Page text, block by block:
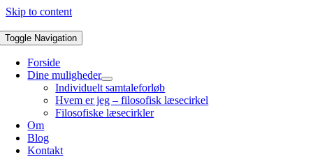
Skip to content
Toggle Navigation
Forside
Dine muligheder
Individuelt samtaleforløb
Hvem er jeg – filosofisk læsecirkel
Filosofiske læsecirkler
Om
Blog
Kontakt